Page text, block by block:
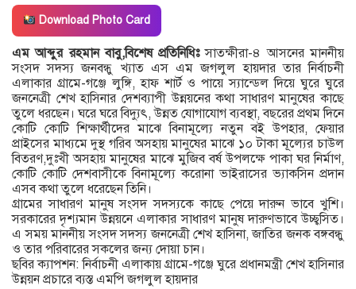
Download Photo Card
এম আব্দুর রহমান বাবু,বিশেষ প্রতিনিধিঃসাতক্ষীরা-৪ আসনের মাননীয়
সংসদ সদস্য জনবন্ধু খ্যাত এস এম জগলুল হায়দার তার নির্বাচনী
এলাকার গ্রামে-গঞ্জে লুঙ্গি, হাফ শার্ট ও পায়ে স্যান্ডেল দিয়ে ঘুরে ঘুরে
জননেত্রী শেখ হাসিনার দেশব্যাপী উন্নয়নের কথা সাধারণ মানুষের কাছে
তুলে ধরছেন। ঘরে ঘরে বিদ্যুৎ, উন্নত যোগাযোগ ব্যবস্থা, বছরের প্রথম দিনে
কোটি কোটি শিক্ষার্থীদের মাঝে বিনামূল্যে নতুন বই উপহার, ফেয়ার
প্রাইসের মাধ্যমে দুস্থ গরিব অসহায় মানুষের মাঝে ১০ টাকা মূল্যের চাউল
বিতরণ,দুঃখী অসহায় মানুষের মাঝে মুজিব বর্ষ উপলক্ষে পাকা ঘর নির্মাণ,
কোটি কোটি দেশবাসীকে বিনামূল্যে করোনা ভাইরাসের ভ্যাকসিন প্রদান
এসব কথা তুলে ধরেছেন তিনি।
গ্রামের সাধারণ মানুষ সংসদ সদস্যকে কাছে পেয়ে দারুন ভাবে খুশি।
সরকারের দৃশ্যমান উন্নয়নে এলাকার সাধারণ মানুষ দারুণভাবে উচ্ছ্বসিত।
এ সময় মাননীয় সংসদ সদস্য জননেত্রী শেখ হাসিনা, জাতির জনক বঙ্গবন্ধু
ও তার পরিবারের সকলের জন্য দোয়া চান।
ছবির ক্যাপশন: নির্বাচনী এলাকায় গ্রামে-গঞ্জে ঘুরে প্রধানমন্ত্রী শেখ হাসিনার
উন্নয়ন প্রচারে ব্যস্ত এমপি জগলুল হায়দার